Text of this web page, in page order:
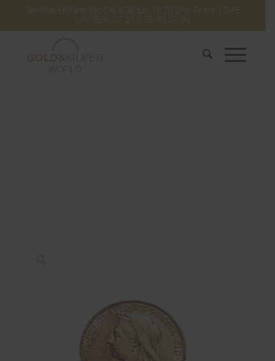
Service-Hotline Mo-Do 8:30 bis 16:30 Uhr. Fr bis 13:45
Uhr. Fon: 07 21 / 75 40 51 30